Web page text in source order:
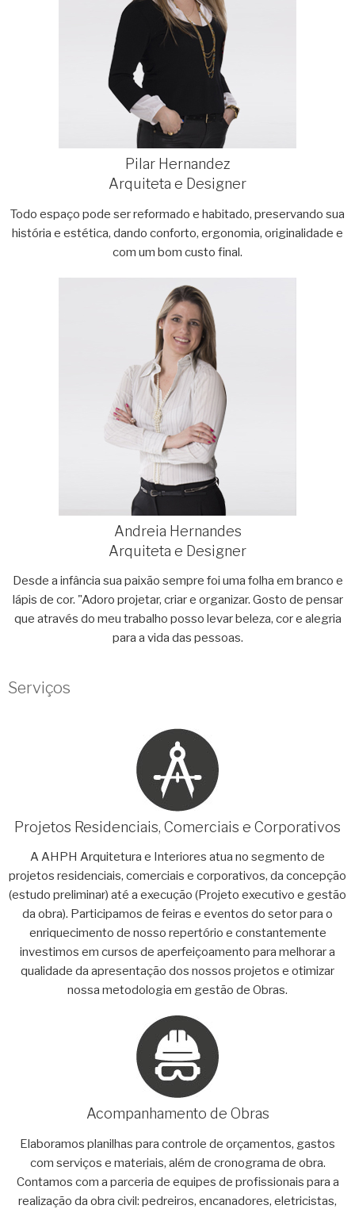
Pilar Hernandez
Arquiteta e Designer
Todo espaço pode ser reformado e habitado, preservando sua
história e estética, dando conforto, ergonomia, originalidade e
com um bom custo final.
Andreia Hernandes
Arquiteta e Designer
Desde a infância sua paixão sempre foi uma folha em branco e
lápis de cor. "Adoro projetar, criar e organizar. Gosto de pensar
que através do meu trabalho posso levar beleza, cor e alegria
para a vida das pessoas.
Serviços
Projetos Residenciais, Comerciais e Corporativos
A AHPH Arquitetura e Interiores atua no segmento de
projetos residenciais, comerciais e corporativos, da concepção
(estudo preliminar) até a execução (Projeto executivo e gestão
da obra). Participamos de feiras e eventos do setor para o
enriquecimento de nosso repertório e constantemente
investimos em cursos de aperfeiçoamento para melhorar a
qualidade da apresentação dos nossos projetos e otimizar
nossa metodologia em gestão de Obras.
Acompanhamento de Obras
Elaboramos planilhas para controle de orçamentos, gastos
com serviços e materiais, além de cronograma de obra.
Contamos com a parceria de equipes de profissionais para a
realização da obra civil: pedreiros, encanadores, eletricistas,